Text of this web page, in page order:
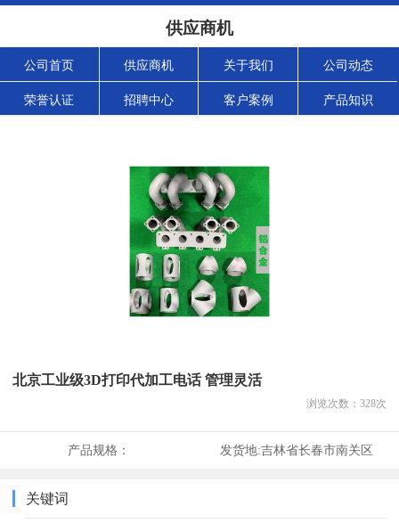
供应商机
公司首页 供应商机 关于我们 公司动态
荣誉认证 招聘中心 客户案例 产品知识
北京工业级3D打印代加工电话 管理灵活
浏览次数： 328次
产品规格： 发货地:吉林省长春市南关区
关键词